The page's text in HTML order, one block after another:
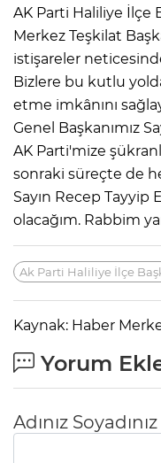
AK Parti Haliliye İlçe
Merkez Teşkilat
istişareler
Bizlere bu kutlu
etme imkânını
Genel Başkanımız
AK Parti'mize
sonraki süreçte de
Sayın Recep Tayyip
olacağım. Rabbim
Ak Parti Haliliye İlçe
Kaynak: Haber
Yorum
Adınız Soyadınız